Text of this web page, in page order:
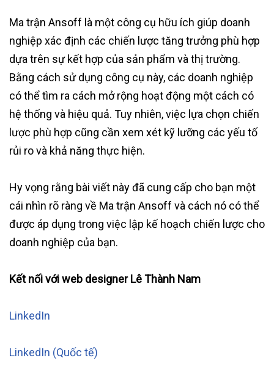
Ma trận Ansoff là một công cụ hữu ích giúp doanh
nghiệp xác định các chiến lược tăng trưởng phù hợp
dựa trên sự kết hợp của sản phẩm và thị trường.
Bằng cách sử dụng công cụ này, các doanh nghiệp
có thể tìm ra cách mở rộng hoạt động một cách có
hệ thống và hiệu quả. Tuy nhiên, việc lựa chọn chiến
lược phù hợp cũng cần xem xét kỹ lưỡng các yếu tố
rủi ro và khả năng thực hiện.
Hy vọng rằng bài viết này đã cung cấp cho bạn một
cái nhìn rõ ràng về Ma trận Ansoff và cách nó có thể
được áp dụng trong việc lập kế hoạch chiến lược cho
doanh nghiệp của bạn.
Kết nối với web designer Lê Thành Nam
LinkedIn
LinkedIn (Quốc tế)